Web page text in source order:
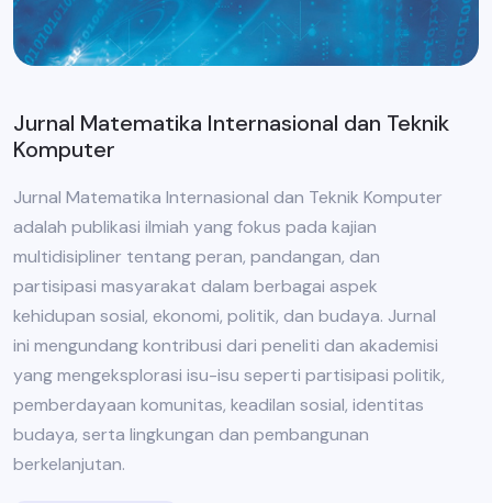
Jurnal Matematika Internasional dan Teknik
Komputer
Jurnal Matematika Internasional dan Teknik Komputer
adalah publikasi ilmiah yang fokus pada kajian
multidisipliner tentang peran, pandangan, dan
partisipasi masyarakat dalam berbagai aspek
kehidupan sosial, ekonomi, politik, dan budaya. Jurnal
ini mengundang kontribusi dari peneliti dan akademisi
yang mengeksplorasi isu-isu seperti partisipasi politik,
pemberdayaan komunitas, keadilan sosial, identitas
budaya, serta lingkungan dan pembangunan
berkelanjutan.